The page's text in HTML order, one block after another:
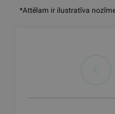
*Attēlam ir ilustratīva